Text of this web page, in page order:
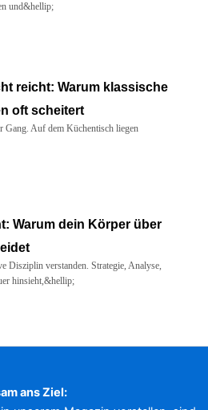
und&hellip;
reicht: Warum klassische
oft scheitert
Gang. Auf dem Küchentisch liegen
Warum dein Körper über
Disziplin verstanden. Strategie, Analyse,
hinsieht,&hellip;
ans Ziel: